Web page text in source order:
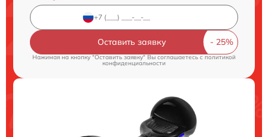
Оставить заявку
Нажимая на кнопку "Оставить заявку" Вы соглашаетесь cполитикой
конфиденциальности